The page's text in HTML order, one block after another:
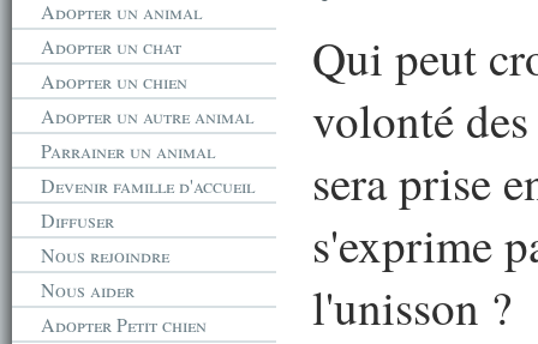
Adopter un animal
Adopter un chat
Adopter un chien
Adopter un autre animal
Parrainer un animal
Devenir famille d'accueil
Diffuser
Nous rejoindre
Nous aider
Adopter Petit chien
Qui peut
volonté
sera prise
s'exprime
l'unisson ?